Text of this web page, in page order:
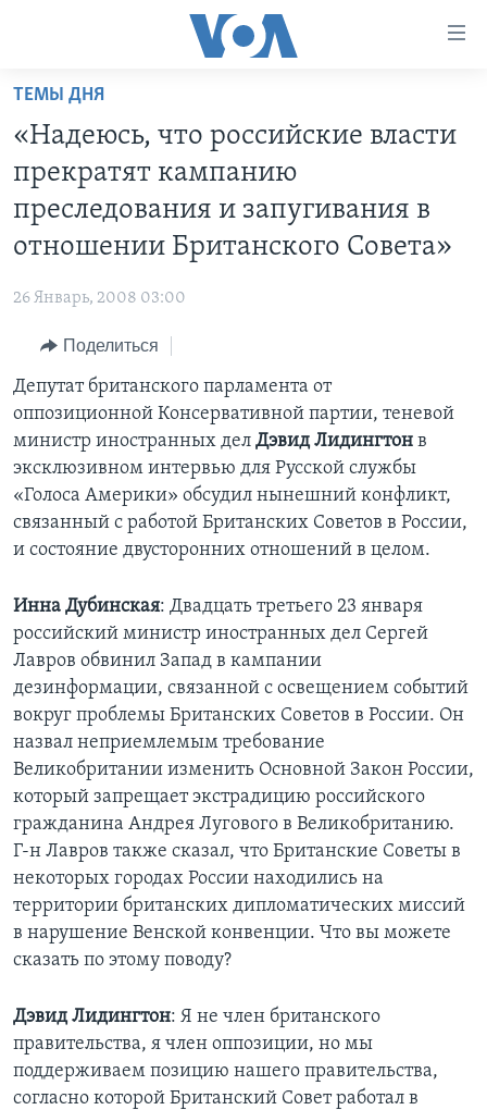
Перейти
основной
контент
Перейти
основной
Перейти
поиск
ПРОГРАММЫ
НОВОСТИ ЗА МИНУТУ
ПОЧЕМУ ЭТО ВАЖНО?
ДИСКУССИЯ VOA
ДЕТАЛИ
АМЕРИКА. БОЛЬШОЕ ПУТЕШЕСТВИЕ
ПРОЕКТЫ
УЧИМ АНГЛИЙСКИЙ
А КАК В АМЕРИКЕ?
АРТЕФАКТЫ
АМЕРИКАНСКИЕ ГОРОДКИ
ФАКТЫ ПРОТИВ ФЕЙКОВ
ЗА СВОБОДУ ПРЕССЫ
УЧИМ АНГЛИЙСКИЙ
ПОДПИСКА НА НОВОСТИ
Learning English
Языки
ТЕМЫ ДНЯ
«Надеюсь, что российские власти
прекратят кампанию
преследования и запугивания в
отношении Британского Совета»
26 Январь, 2008 03:00
Поделиться
Депутат британского парламента от
оппозиционной Консервативной партии, теневой
министр иностранных дел Дэвид Лидингтон в
эксклюзивном интервью для Русской службы
«Голоса Америки» обсудил нынешний конфликт,
связанный с работой Британских Советов в России,
и состояние двусторонних отношений в целом.
Инна Дубинская: Двадцать третьего 23 января
российский министр иностранных дел Сергей
Лавров обвинил Запад в кампании
дезинформации, связанной с освещением событий
вокруг проблемы Британских Советов в России. Он
назвал неприемлемым требование
Великобритании изменить Основной Закон России,
который запрещает экстрадицию российского
гражданина Андрея Лугового в Великобританию.
Г-н Лавров также сказал, что Британские Советы в
некоторых городах России находились на
территории британских дипломатических миссий
в нарушение Венской конвенции. Что вы можете
сказать по этому поводу?
Дэвид Лидингтон: Я не член британского
правительства, я член оппозиции, но мы
поддерживаем позицию нашего правительства,
согласно которой Британский Совет работал в